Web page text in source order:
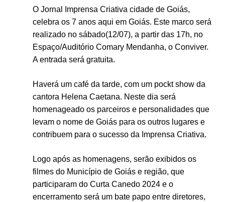
O Jornal Imprensa Criativa cidade de Goiás,
celebra os 7 anos aqui em Goiás. Este marco será
realizado no sábado(12/07), a partir das 17h, no
Espaço/Auditório Comary Mendanha, o Conviver.
A entrada será gratuita.
Haverá um café da tarde, com um pockt show da
cantora Helena Caetana. Neste dia será
homenageado os parceiros e personalidades que
levam o nome de Goiás para os outros lugares e
contribuem para o sucesso da Imprensa Criativa.
Logo após as homenagens, serão exibidos os
filmes do Município de Goiás e região, que
participaram do Curta Canedo 2024 e o
encerramento será um bate papo entre diretores,